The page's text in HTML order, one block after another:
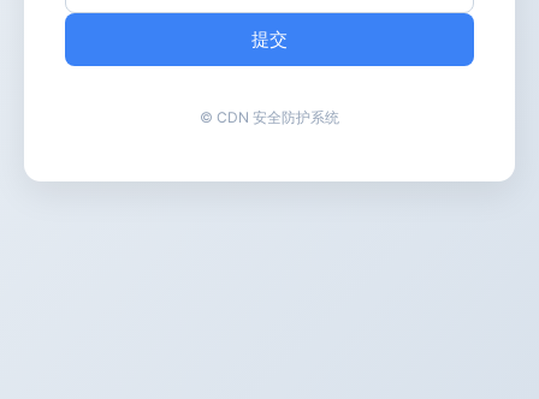
提交
© CDN 安全防护系统